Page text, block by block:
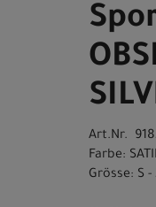
Art.Nr.
Farbe:
Grösse: S -